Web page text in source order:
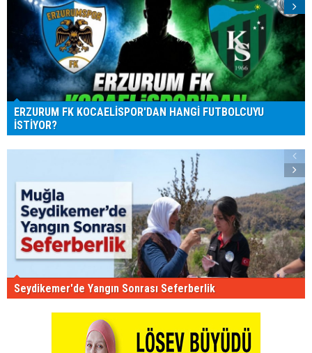
ERZURUM FK KOCAELİSPOR'DAN HANGİ FUTBOLCUYU
İSTİYOR?
Seydikemer'de Yangın Sonrası Seferberlik